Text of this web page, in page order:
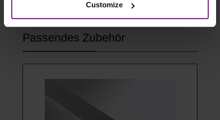
Customize
Produktgalerie überspringen
Passendes Zubehör